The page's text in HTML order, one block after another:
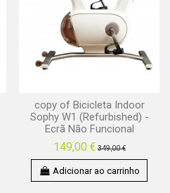
copy of Bicicleta Indoor
Sophy W1 (Refurbished) -
Ecrã Não Funcional
149,00 € 349,00 €
Adicionar ao carrinho